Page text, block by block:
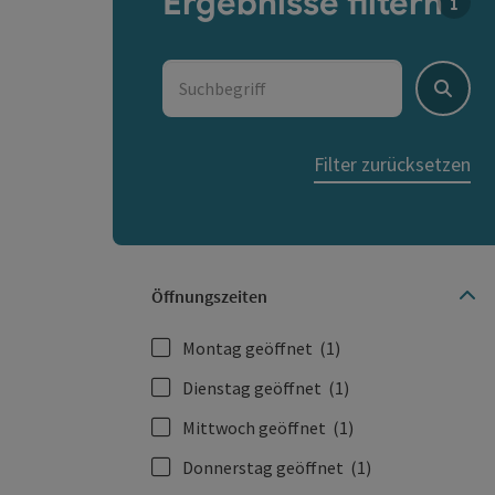
Suchbegriff
Suchen
Filter zurücksetzen
Öffnungszeiten
Montag geöffnet (1)
Dienstag geöffnet (1)
Mittwoch geöffnet (1)
Donnerstag geöffnet (1)